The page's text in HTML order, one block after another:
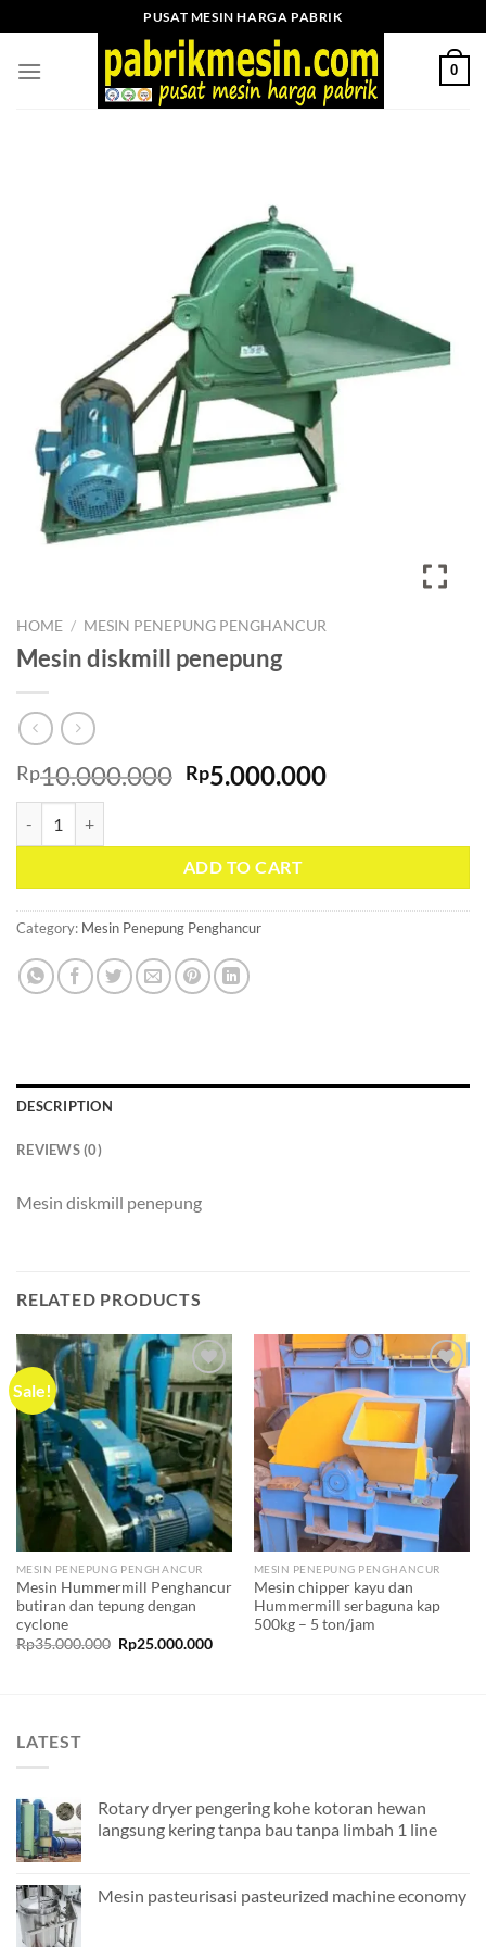
to
content
PUSAT MESIN HARGA PABRIK
0
HOME / MESIN PENEPUNG PENGHANCUR
Mesin diskmill penepung
Rp10.000.000 Original
Rp10.000.000.
Rp5.000.000Current
Rp5.000.000.
ADD TO CART
Category: Mesin Penepung Penghancur
DESCRIPTION
REVIEWS (0)
Mesin diskmill penepung
RELATED PRODUCTS
Sale!
Add to
wishlist
MESIN PENEPUNG PENGHANCUR
Mesin Hummermill Penghancur
butiran dan tepung dengan
cyclone
Rp35.000.000 Original
price
Rp25.000.000Current
Add to
wishlist
MESIN PENEPUNG PENGHANCUR
Mesin chipper kayu dan
Hummermill serbaguna kap
500kg – 5 ton/jam
LATEST
Rotary dryer pengering kohe kotoran hewan
langsung kering tanpa bau tanpa limbah 1 line
Mesin pasteurisasi pasteurized machine economy